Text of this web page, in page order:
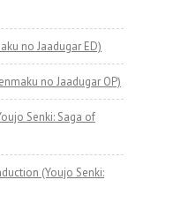
no Jaadugar ED)
no Jaadugar OP)
Senki: Saga of
(Youjo Senki: